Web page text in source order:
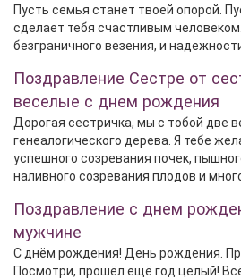
Пусть семья станет твоей опорой.
сделает тебя счастливым
безграничного везения, и
Поздравление Сестре от
веселые с днем рождения
Дорогая сестричка, мы с тобой две
генеалогического дерева. Я тебе
успешного созревания почек,
наливного созревания плодов и
Поздравление с днем
мужчине
С днём рождения! День рождения.
Посмотри, прошёл ещё год целый!